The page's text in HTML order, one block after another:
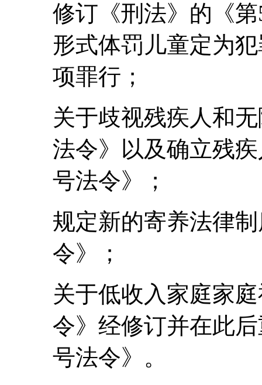
修订《刑法》的《
形式体罚儿童定为
项罪行；
关于歧视残疾人和
法令》以及确立残
号法令》；
规定新的寄养法律
令》；
关于低收入家庭家
令》经修订并在此
号法令》。